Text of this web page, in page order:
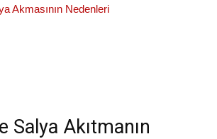
Akmasının Nedenleri
Salya Akıtmanın